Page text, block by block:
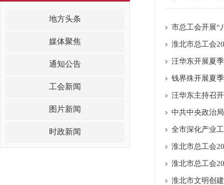
地方头条
媒体聚焦
通知公告
工会新闻
图片新闻
时政新闻
市总工会开展“
淮北市总工会
汪华东开展夏
钱界殊开展夏
汪华东主持召
全市深化产业
淮北市总工会
淮北市总工会
淮北市文明创